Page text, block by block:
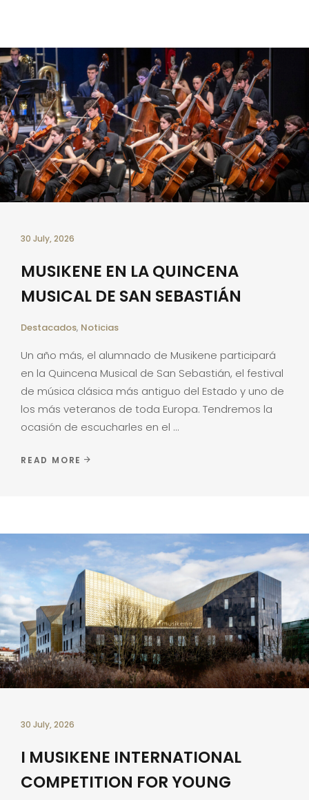
30 July, 2026
MUSIKENE EN LA QUINCENA
MUSICAL DE SAN SEBASTIÁN
Destacados, Noticias
Un año más, el alumnado de Musikene participará
en la Quincena Musical de San Sebastián, el festival
de música clásica más antiguo del Estado y uno de
los más veteranos de toda Europa. Tendremos la
ocasión de escucharles en el
READ MORE
30 July, 2026
I MUSIKENE INTERNATIONAL
COMPETITION FOR YOUNG